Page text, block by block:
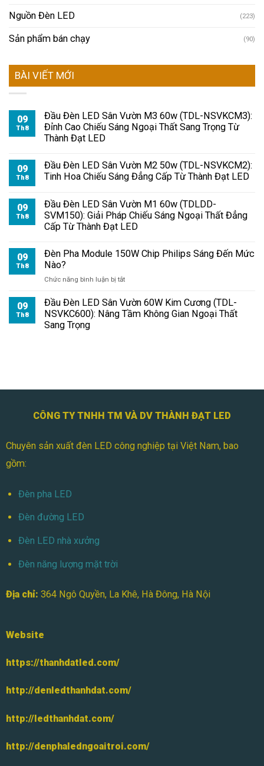
Nguồn Đèn LED (223)
Sản phẩm bán chạy (90)
BÀI VIẾT MỚI
09
Th8
Đầu Đèn LED Sân Vườn M3 60w (TDL-NSVKCM3):
Đỉnh Cao Chiếu Sáng Ngoại Thất Sang Trọng Từ
Thành Đạt LED
09
Th8
Đầu Đèn LED Sân Vườn M2 50w (TDL-NSVKCM2):
Tinh Hoa Chiếu Sáng Đẳng Cấp Từ Thành Đạt LED
09
Th8
Đầu Đèn LED Sân Vườn M1 60w (TDLDD-
SVM150): Giải Pháp Chiếu Sáng Ngoại Thất Đẳng
Cấp Từ Thành Đạt LED
09
Th8
Đèn Pha Module 150W Chip Philips Sáng Đến Mức
Nào?
Chức năng bình luận bị tắtở
Pha
Module
09
Th8
Đầu Đèn LED Sân Vườn 60W Kim Cương (TDL-
NSVKC600): Nâng Tầm Không Gian Ngoại Thất
Sang Trọng
CÔNG TY TNHH TM VÀ DV THÀNH ĐẠT LED
Chuyên sản xuất đèn LED công nghiệp tại Việt Nam, bao
gồm:
Đèn pha LED
Đèn đường LED
Đèn LED nhà xưởng
Đèn năng lượng mặt trời
Địa chỉ: 364 Ngô Quyền, La Khê, Hà Đông, Hà Nội
Website
https://thanhdatled.com/
http://denledthanhdat.com/
http://ledthanhdat.com/
http://denphaledngoaitroi.com/